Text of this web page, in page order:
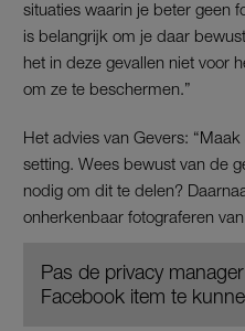
situaties waarin je beter geen
is belangrijk om je daar
het in deze gevallen niet voor
om ze te beschermen.”
Het advies van Gevers:
setting. Wees bewust van de
nodig om dit te delen?
onherkenbaar fotograferen
Pas de privacy
Facebook item te